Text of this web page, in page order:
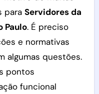
para Servidores da
Paulo. É preciso
e normativas
algumas questões.
pontos
funcional